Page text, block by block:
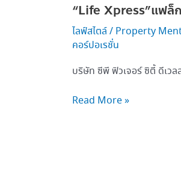
“Life Xpress”แฟล็
ไลฟ์สไตล์/ Property
คอร์ปอเรชั่น
บริษัท ซีพี ฟิวเจอร์ ซิตี้ ดีเว
Read More »